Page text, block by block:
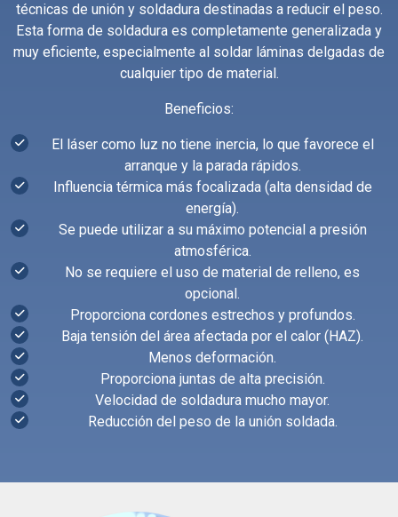
técnicas de unión y soldadura destinadas a reducir el peso.
Esta forma de soldadura es completamente generalizada y
muy eficiente, especialmente al soldar láminas delgadas de
cualquier tipo de material.
Beneficios:
El láser como luz no tiene inercia, lo que favorece el
arranque y la parada rápidos.
Influencia térmica más focalizada (alta densidad de
energía).
Se puede utilizar a su máximo potencial a presión
atmosférica.
No se requiere el uso de material de relleno, es
opcional.
Proporciona cordones estrechos y profundos.
Baja tensión del área afectada por el calor (HAZ).
Menos deformación.
Proporciona juntas de alta precisión.
Velocidad de soldadura mucho mayor.
Reducción del peso de la unión soldada.